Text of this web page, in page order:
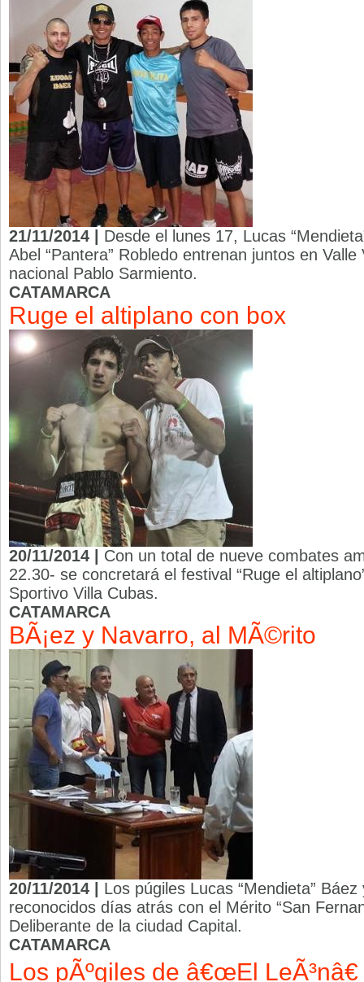
21/11/2014 | Desde el lunes 17, Lucas
Abel “Pantera” Robledo entrenan juntos en
nacional Pablo Sarmiento.
CATAMARCA
Ruge el altiplano con box
20/11/2014 | Con un total de nueve combates
22.30- se concretará el festival “Ruge el
Sportivo Villa Cubas.
CATAMARCA
BÃ¡ez y Navarro, al MÃ©rito
20/11/2014 | Los púgiles Lucas “Mendieta”
reconocidos días atrás con el Mérito “San
Deliberante de la ciudad Capital.
CATAMARCA
Los pÃºgiles de â€œEl LeÃ³nâ€